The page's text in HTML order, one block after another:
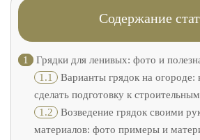
Содержание
1
Грядки для ленивых: фото и
1.1 Варианты грядок на огороде:
сделать подготовку к
1.2 Возведение грядок своими
материалов: фото примеры и